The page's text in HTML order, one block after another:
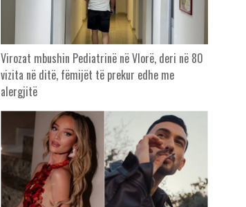
Virozat mbushin Pediatrinë në Vlorë, deri në 80
vizita në ditë, fëmijët të prekur edhe me
alergjitë